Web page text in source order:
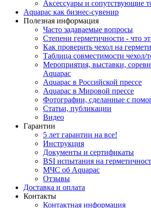
Аксессуары и сопутствующие
Aquapac как бизнес-сувенир
Полезная информация
Часто задаваемые вопросы
Степени герметичности - что
Как проверить чехол на
Таблица совместимости чехол/
Мероприятия, выставки,
Aquapac
Aquapac в Российской прессе
Aquapac в Мировой прессе
Фотографии, сделанные с
Статьи, публикации
Видео
Гарантии
5 лет гарантии на все!
Инструкция
Документы и сертификаты
BSI испытания на
МЧС об Aquapac
Отзывы
Доставка и оплата
Контакты
Контактная информация